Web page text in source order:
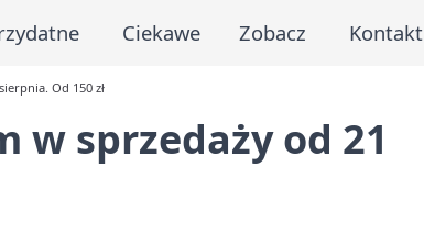
Ciekawe Zobacz Kontakt
Od 150 zł
w sprzedaży od 21